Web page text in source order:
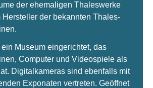
der ehemaligen Thaleswerke
Hersteller der bekannten Thales-
Museum eingerichtet, das
Computer und Videospiele als
Digitalkameras sind ebenfalls mit
Exponaten vertreten. Geöffnet